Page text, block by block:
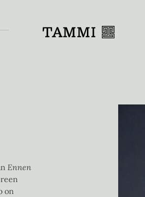
Ennen
on